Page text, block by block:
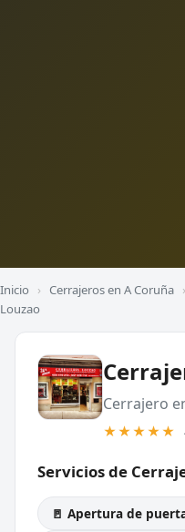
Inicio › Cerrajeros en A Coruña ›
Louzao
Cerrajero
★★★★★
Servicios de
🚪 Apertura de